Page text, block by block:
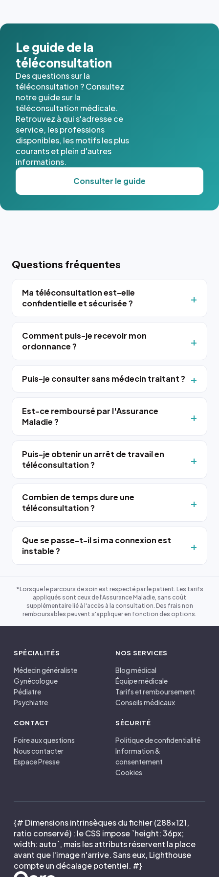
Le guide de la
téléconsultation
Des questions sur la
téléconsultation ? Consultez
notre guide sur la
téléconsultation médicale.
Retrouvez à qui s'adresse ce
service, les professions
disponibles, les motifs les plus
courants et plein d'autres
informations.
Consulter le guide
Questions fréquentes
Ma téléconsultation est-elle
confidentielle et sécurisée ?
Comment puis-je recevoir mon
ordonnance ?
Puis-je consulter sans médecin traitant ?
Est-ce remboursé par l'Assurance
Maladie ?
Puis-je obtenir un arrêt de travail en
téléconsultation ?
Combien de temps dure une
téléconsultation ?
Que se passe-t-il si ma connexion est
instable ?
*Lorsque le parcours de soin est respecté par le patient. Les tarifs
appliqués sont ceux de l'Assurance Maladie, sans coût
supplémentaire lié à l'accès à la consultation. Des frais non
remboursables peuvent s'appliquer en fonction des options.
SPÉCIALITÉS
Médecin généraliste
Gynécologue
Pédiatre
Psychiatre
NOS SERVICES
Blog médical
Équipe médicale
Tarifs et remboursement
Conseils médicaux
CONTACT
Foire aux questions
Nous contacter
Espace Presse
SÉCURITÉ
Politique de confidentialité
Information &
consentement
Cookies
{# Dimensions intrinsèques du fichier (288×121,
ratio conservé) : le CSS impose `height: 36px;
width: auto`, mais les attributs réservent la place
avant que l'image n'arrive. Sans eux, Lighthouse
compte un décalage potentiel. #}